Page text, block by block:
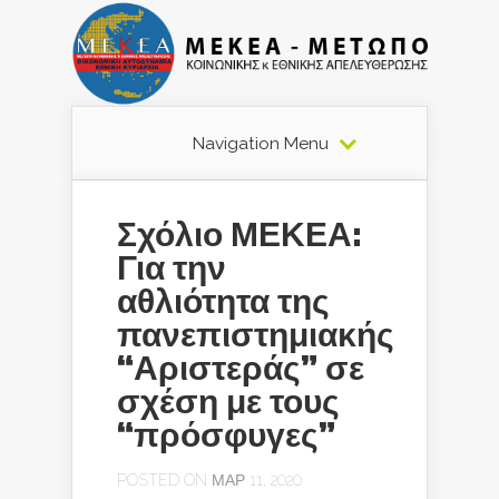
Navigation Menu
Σχόλιο ΜΕΚΕΑ:
Για την
αθλιότητα της
πανεπιστημιακής
“Αριστεράς” σε
σχέση με τους
“πρόσφυγες”
POSTED ON ΜΑΡ 11, 2020